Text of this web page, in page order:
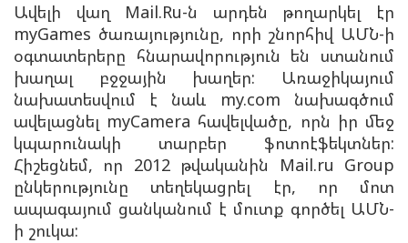
Ավելի վաղ Mail.Ru-ն արդեն թողարկել էր
myGames ծառայությունը, որի շնորհիվ ԱՄՆ-ի
օգտատերերը հնարավորություն են ստանում
խաղալ բջջային խաղեր: Առաջիկայում
նախատեսվում է նաև my.com նախագծում
ավելացնել myCamera հավելվածը, որն իր մեջ
կպարունակի տարբեր ֆոտոէֆեկտներ:
Հիշեցնեմ, որ 2012 թվականին Mail.ru Group
ընկերությունը տեղեկացրել էր, որ մոտ
ապագայում ցանկանում է մուտք գործել ԱՄՆ-
ի շուկա: